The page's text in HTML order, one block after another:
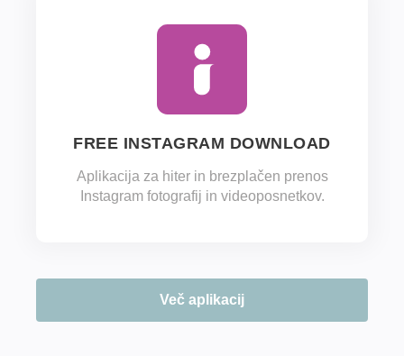
FREE INSTAGRAM DOWNLOAD
Aplikacija za hiter in brezplačen prenos
Instagram fotografij in videoposnetkov.
Več aplikacij